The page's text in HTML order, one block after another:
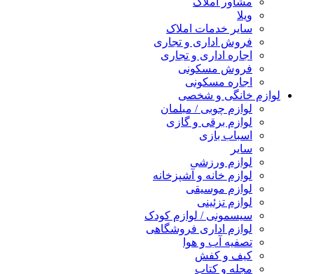
ویلا
سایر خدمات املاک
فروش اداری و تجاری
اجاره اداری و تجاری
فروش مسکونی
اجاره مسکونی
لوازم خانگی و شخصی
لوازم چوبی / مبلمان
لوازم برقی و گازی
اسباب بازی
سایر
لوازم ورزشی
لوازم خانه و آشپزخانه
لوازم موسیقی
لوازم تزئینی
سیسمونی / لوازم کودک
لوازم اداری فروشگاهی
تصفیه آب و هوا
کیف و کفش
مجله و کتاب